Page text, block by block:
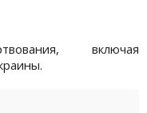
включая